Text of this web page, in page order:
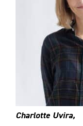
Charlotte Uvira,